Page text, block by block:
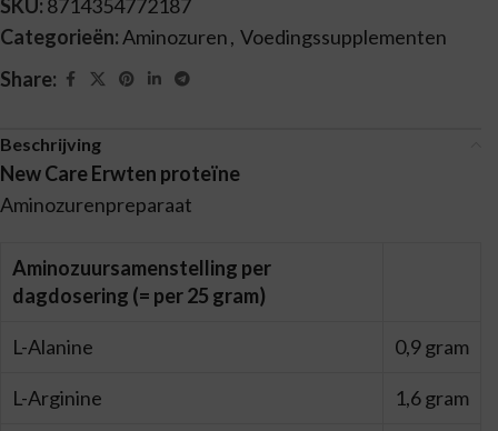
SKU: 8714354772187
Categorieën: Aminozuren, Voedingssupplementen
Share:
Beschrijving
New Care Erwten proteïne
Aminozurenpreparaat
Aminozuursamenstelling per
dagdosering (= per 25 gram)
L-Alanine 0,9 gram
L-Arginine 1,6 gram